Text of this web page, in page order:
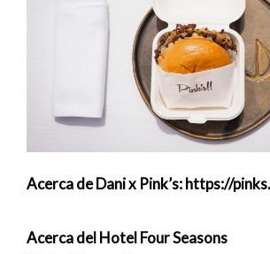
Acerca deDani x Pink’s:https://
Acerca del Hotel Four Seasons